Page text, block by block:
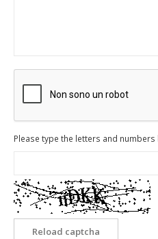
Please type the letters and
Reload captcha